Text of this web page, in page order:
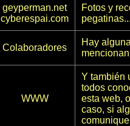
geyperman.net
cyberespai.com
Fotos y
Colaboradores
Hay
WWW
Y también
todos
esta web,
caso, si